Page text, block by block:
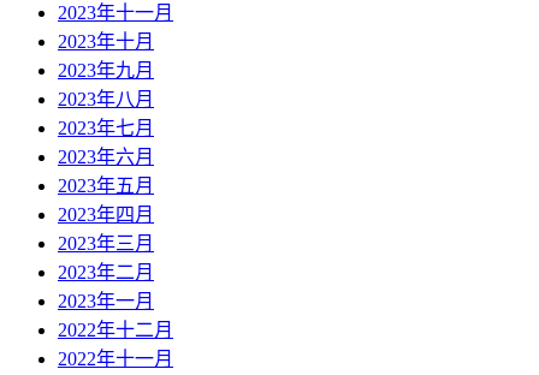
2023年十一月
2023年十月
2023年九月
2023年八月
2023年七月
2023年六月
2023年五月
2023年四月
2023年三月
2023年二月
2023年一月
2022年十二月
2022年十一月